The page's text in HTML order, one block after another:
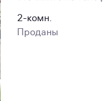
2-комн.
Проданы